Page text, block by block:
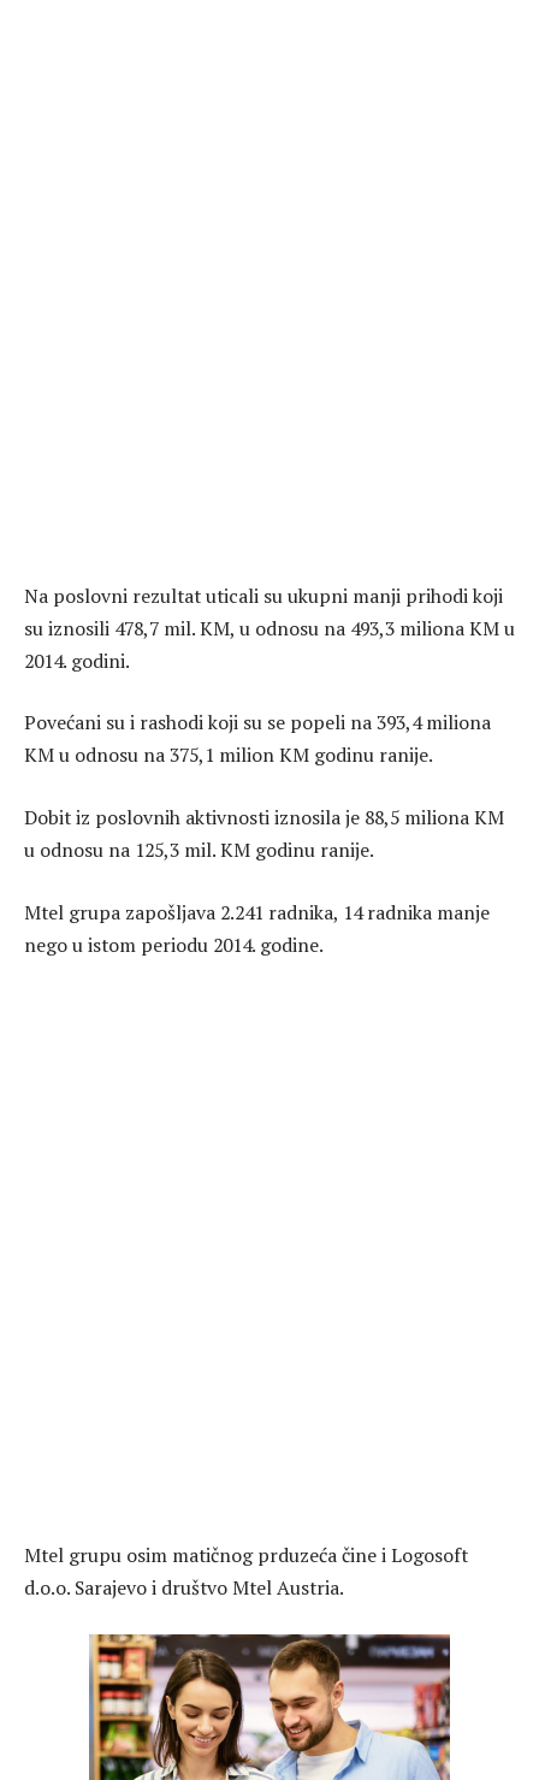
Na poslovni rezultat uticali su ukupni manji prihodi koji
su iznosili 478,7 mil. KM, u odnosu na 493,3 miliona KM u
2014. godini.
Povećani su i rashodi koji su se popeli na 393,4 miliona
KM u odnosu na 375,1 milion KM godinu ranije.
Dobit iz poslovnih aktivnosti iznosila je 88,5 miliona KM
u odnosu na 125,3 mil. KM godinu ranije.
Mtel grupa zapošljava 2.241 radnika, 14 radnika manje
nego u istom periodu 2014. godine.
Mtel grupu osim matičnog prduzeća čine i Logosoft
d.o.o. Sarajevo i društvo Mtel Austria.